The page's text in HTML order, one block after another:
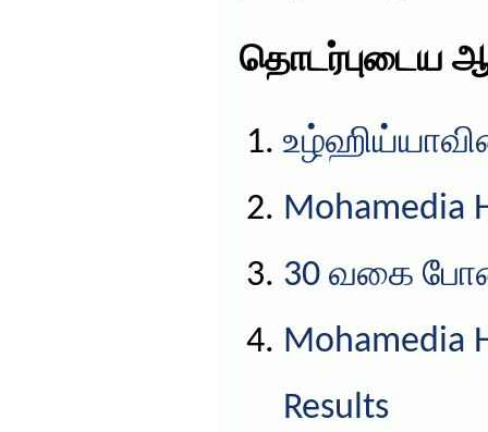
தொடர்புடைய
Mohamedia
30 வகை
Mohamedia
Results